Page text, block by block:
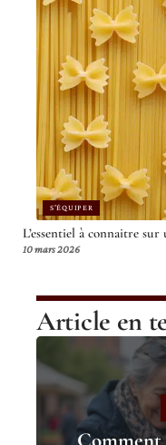
S'ÉQUIPER
L’essentiel à connaitre
10 mars 2026
Article en